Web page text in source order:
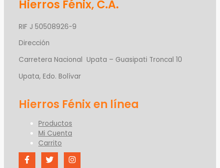
Hierros Fénix, C.A.
RIF J 50508926-9
Dirección
Carretera Nacional Upata – Guasipati Troncal 10
Upata, Edo. Bolívar
Productos
Mi Cuenta
Carrito